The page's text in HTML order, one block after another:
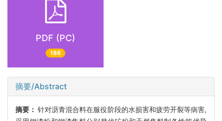
PDF (PC)
186
摘要/Abstract
摘要：针对沥青混合料在服役阶段的水损害和疲劳开裂等病害,